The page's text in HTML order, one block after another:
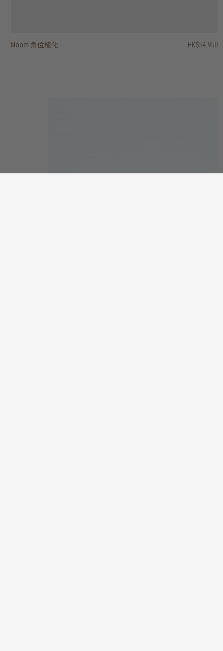
bloom 角位梳化 HK$54,950
dane 兩座位梳化 HK$13,450
otis 扶手椅 HK$5,950
barrow 兩座位梳化 HK$13,950
puff 兩座位梳化 HK$11,950
cozi 扶手椅 HK$7,950
bloom L型梳化 - 右 HK$38,450
bloom L型梳化 - 左 HK$38,450
ease 扶手椅 HK$5,950
easy time 三座位梳化 HK$22,450